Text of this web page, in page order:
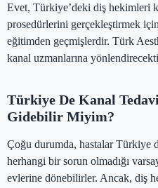
Evet, Türkiye’deki diş hekimleri
prosedürlerini gerçekleştirmek
eğitimden geçmişlerdir. Türk
kanal uzmanlarına
Türkiye De Kanal
Gidebilir Miyim?
Çoğu durumda, hastalar Türkiye
herhangi bir sorun olmadığı
evlerine dönebilirler. Ancak, diş